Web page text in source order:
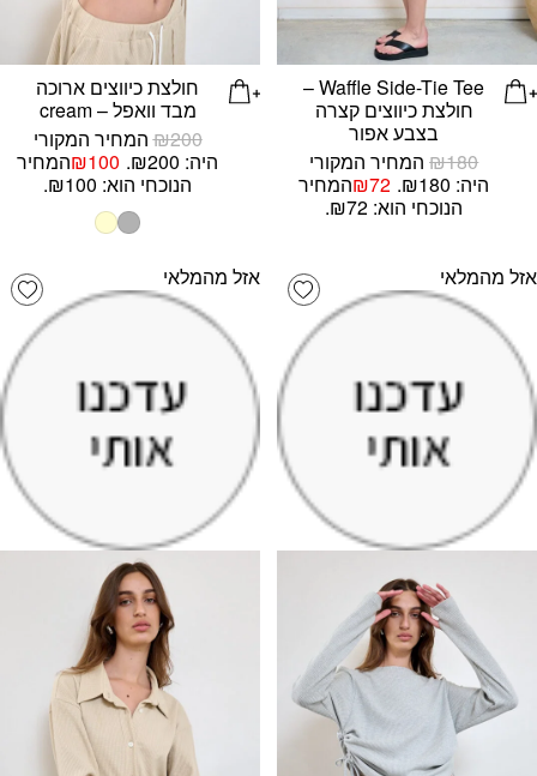
Waffle Side-Tie Tee –
חולצת כיווצים קצרה
בצבע אפור
₪180
המחיר המקורי
היה: ₪180.
₪72
המחיר
הנוכחי הוא: ₪72.
חולצת כיווצים ארוכה
מבד וואפל – cream
₪200
המחיר המקורי
היה: ₪200.
₪100
המחיר
הנוכחי הוא: ₪100.
Add wishlist אזל מהמלאי אזל מהמלאי